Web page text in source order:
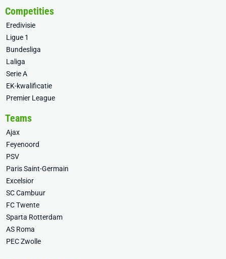
Competities
Eredivisie
Ligue 1
Bundesliga
Laliga
Serie A
EK-kwalificatie
Premier League
Teams
Ajax
Feyenoord
PSV
Paris Saint-Germain
Excelsior
SC Cambuur
FC Twente
Sparta Rotterdam
AS Roma
PEC Zwolle